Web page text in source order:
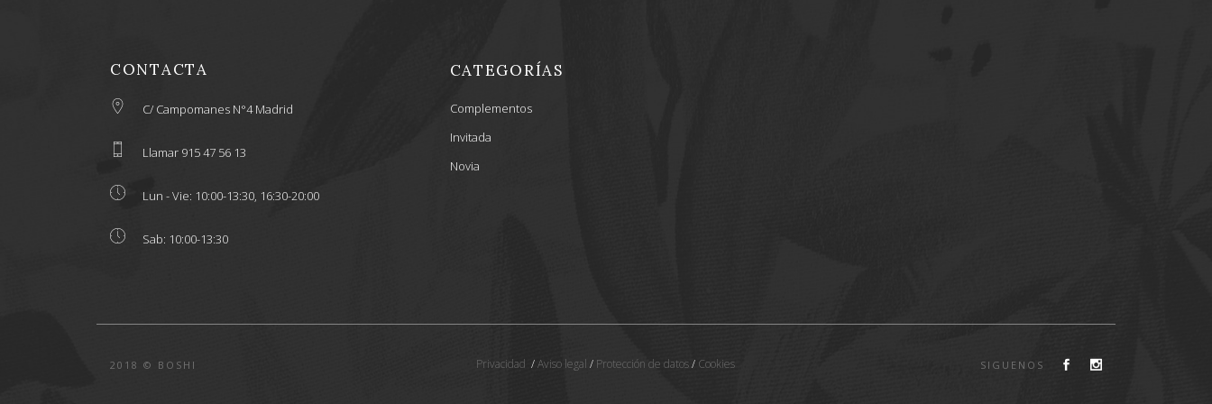
CONTACTA
C/ Campomanes N°4 Madrid
Llamar 915 47 56 13
Lun - Vie: 10:00-13:30, 16:30-20:00
Sab: 10:00-13:30
CATEGORÍAS
Complementos
Invitada
Novia
2018 © BOSHI Privacidad /Aviso legal / Protección de datos/ Cookies SIGUENOS